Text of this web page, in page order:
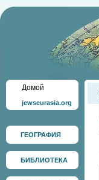
Домой
jewseurasia.org
ГЕОГРАФИЯ
БИБЛИОТЕКА